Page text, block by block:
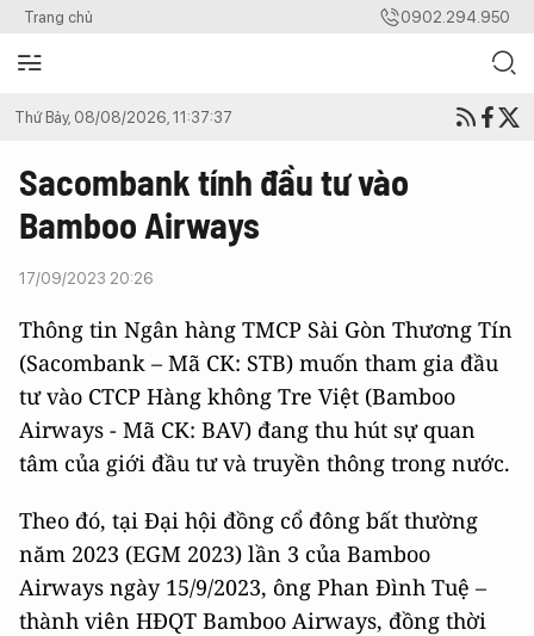
Trang chủ 0902.294.950
Thứ Bảy, 08/08/2026, 11:37:37
Sacombank tính đầu tư vào
Bamboo Airways
17/09/2023 20:26
Thông tin Ngân hàng TMCP Sài Gòn Thương Tín
(Sacombank – Mã CK: STB) muốn tham gia đầu
tư vào CTCP Hàng không Tre Việt (Bamboo
Airways - Mã CK: BAV) đang thu hút sự quan
tâm của giới đầu tư và truyền thông trong nước.
Theo đó, tại Đại hội đồng cổ đông bất thường
năm 2023 (EGM 2023) lần 3 của Bamboo
Airways ngày 15/9/2023, ông Phan Đình Tuệ –
thành viên HĐQT Bamboo Airways, đồng thời